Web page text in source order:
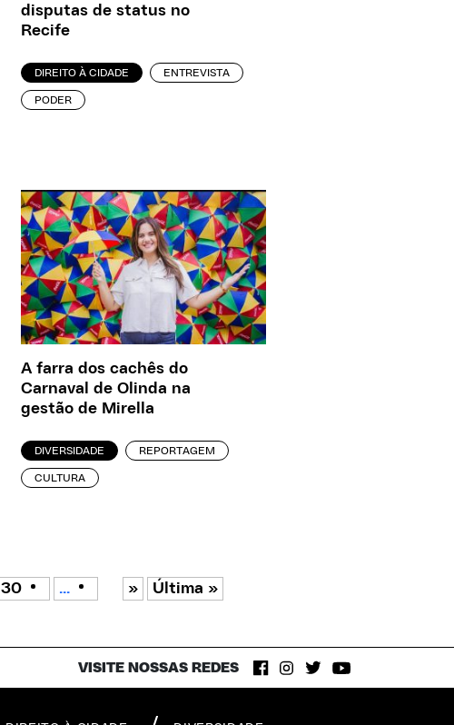
disputas de status no
Recife
DIREITO À CIDADE ENTREVISTA
PODER
A farra dos cachês do
Carnaval de Olinda na
gestão de Mirella
DIVERSIDADE REPORTAGEM
CULTURA
30 ... » Última »
VISITE NOSSAS REDES